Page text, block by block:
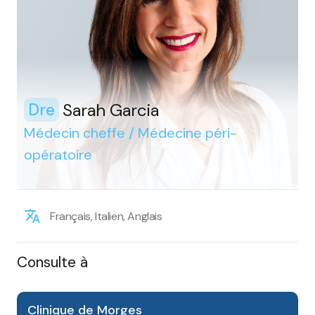
Dre Sarah Garcia
Médecin cheffe / Médecine péri-
opératoire
Français, Italien, Anglais
Consulte à
Clinique de Morges